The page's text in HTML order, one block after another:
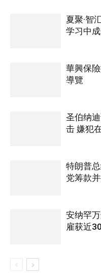
夏聚·智
学习中
華興保
導覽
圣伯纳
击 嫌犯
特朗普
党筹款
安纳罕
雇获近